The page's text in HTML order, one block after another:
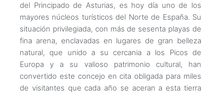
del Principado de Asturias, es hoy día uno de los
mayores núcleos turísticos del Norte de España. Su
situación privilegiada, con más de sesenta playas de
fina arena, enclavadas en lugares de gran belleza
natural, que unido a su cercania a los Picos de
Europa y a su valioso patrimonio cultural, han
convertido este concejo en cita obligada para miles
de visitantes que cada año se aceran a esta tierra